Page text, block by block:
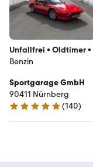
Unfallfrei • Oldtimer•
Benzin
Sportgarage GmbH
90411 Nürnberg
5 Sterne
(140)